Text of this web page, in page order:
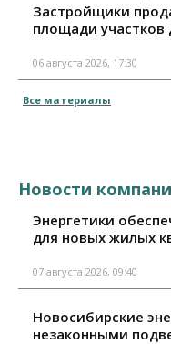
Застройщики
площади участков
06 августа 2026, 17:30
Все материалы
Новости
Энергетики
для новых жилых
07 августа 2026, 09:40
Новосибирские
незаконными